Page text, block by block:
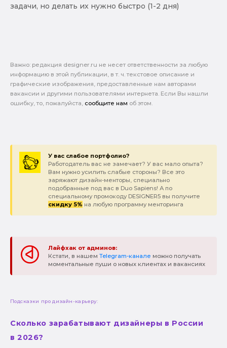
задачи, но делать их нужно быстро (1-2 дня)
Важно: pедакция designer.ru не несет ответственности за любую
информацию в этой публикации, в т. ч. текстовое описание и
графические изображения, предоставленные нам авторами
вакансии и другими пользователями интернета. Если Вы нашли
ошибку, то, пожалуйста, сообщите нам об этом.
У вас слабое портфолио?
Работодатель вас не замечает? У вас мало опыта?
Вам нужно усилить слабые стороны? Все это
заряжают дизайн-менторы, специально
подобранные под вас в Duo Sapiens! А по
специальному промокоду DESIGNER5 вы получите
скидку 5% на любую программу менторинга
Лайфхак от админов:
Кстати, в нашем Telegram-канале можно получать
моментальные пуши о новых клиентах и вакансиях
Подсказки про дизайн-карьеру:
Сколько зарабатывают дизайнеры в России
в 2026?